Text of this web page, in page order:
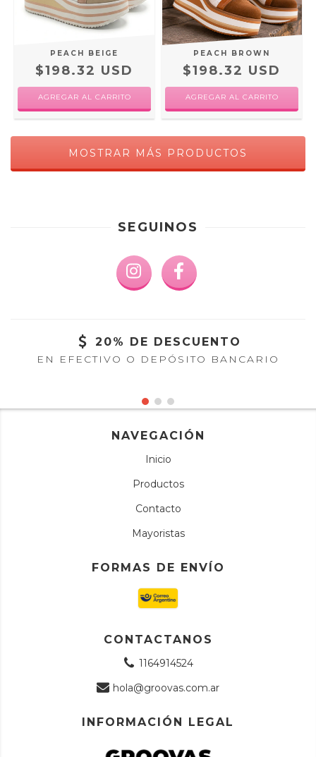
PEACH BEIGE
$198.32 USD
AGREGAR AL CARRITO
PEACH BROWN
$198.32 USD
AGREGAR AL CARRITO
MOSTRAR MÁS PRODUCTOS
SEGUINOS
20% DE DESCUENTO
EN EFECTIVO O DEPÓSITO BANCARIO
NAVEGACIÓN
Inicio
Productos
Contacto
Mayoristas
FORMAS DE ENVÍO
CONTACTANOS
1164914524
hola@groovas.com.ar
INFORMACIÓN LEGAL